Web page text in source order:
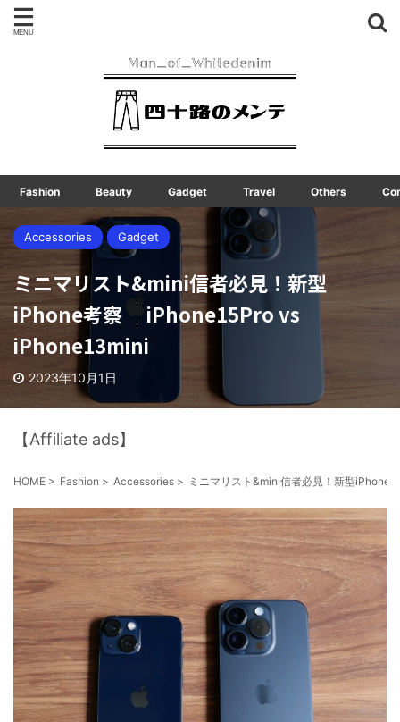
Fashion Beauty Gadget Travel Others
Accessories Gadget
ミニマリスト&mini信者必見！新型
iPhone考察 ｜iPhone15Pro vs
iPhone13mini
2023年10月1日
【Affiliate ads】
HOME > Fashion > Accessories > ミニマリスト&mini信者必見！新型iPhone